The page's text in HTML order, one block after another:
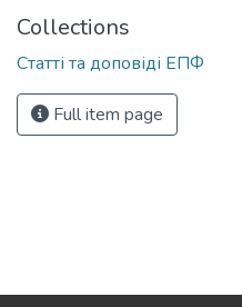
Collections
Статті та доповіді ЕПФ
Full item page